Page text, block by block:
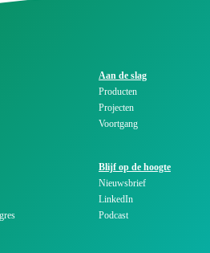
Aan de slag
Producten
Projecten
Voortgang
Blijf op de hoogte
Nieuwsbrief
LinkedIn
Podcast